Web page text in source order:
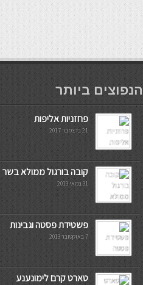
мостбет кг
הנפוצים ביותר
פחזניות אליפות
21 בדצמבר 2017
קובה בורגול ממולא בשר
31 במאי 2013
פשטידת פסטה וגבינות
7 באוקטובר 2013
טארט קרם לימונענע